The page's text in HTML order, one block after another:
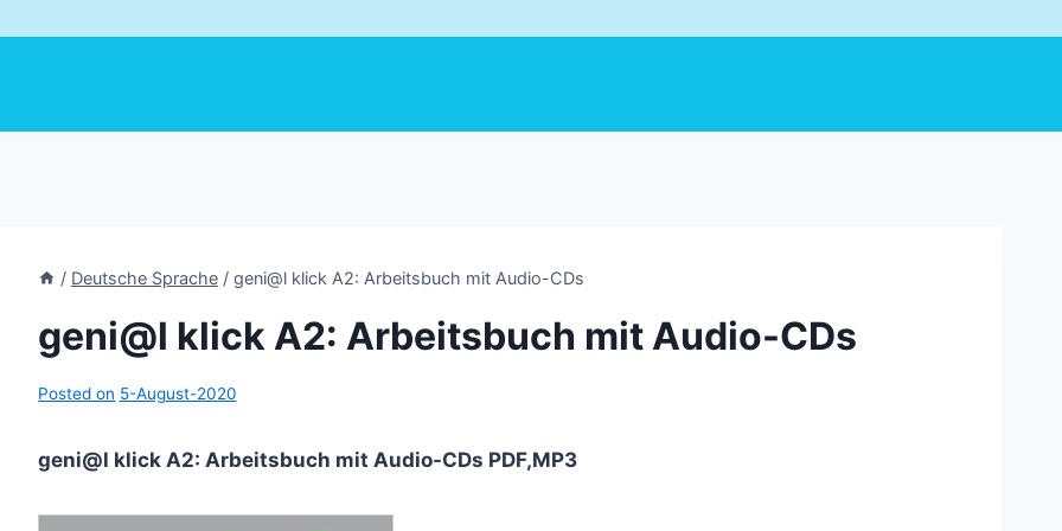
/ Deutsche Sprache / geni@l klick A2: Arbeitsbuch mit Audio-CDs
geni@l klick A2: Arbeitsbuch mit Audio-CDs
Posted on 5-August-2020
geni@l klick A2: Arbeitsbuch mit Audio-CDs PDF,MP3